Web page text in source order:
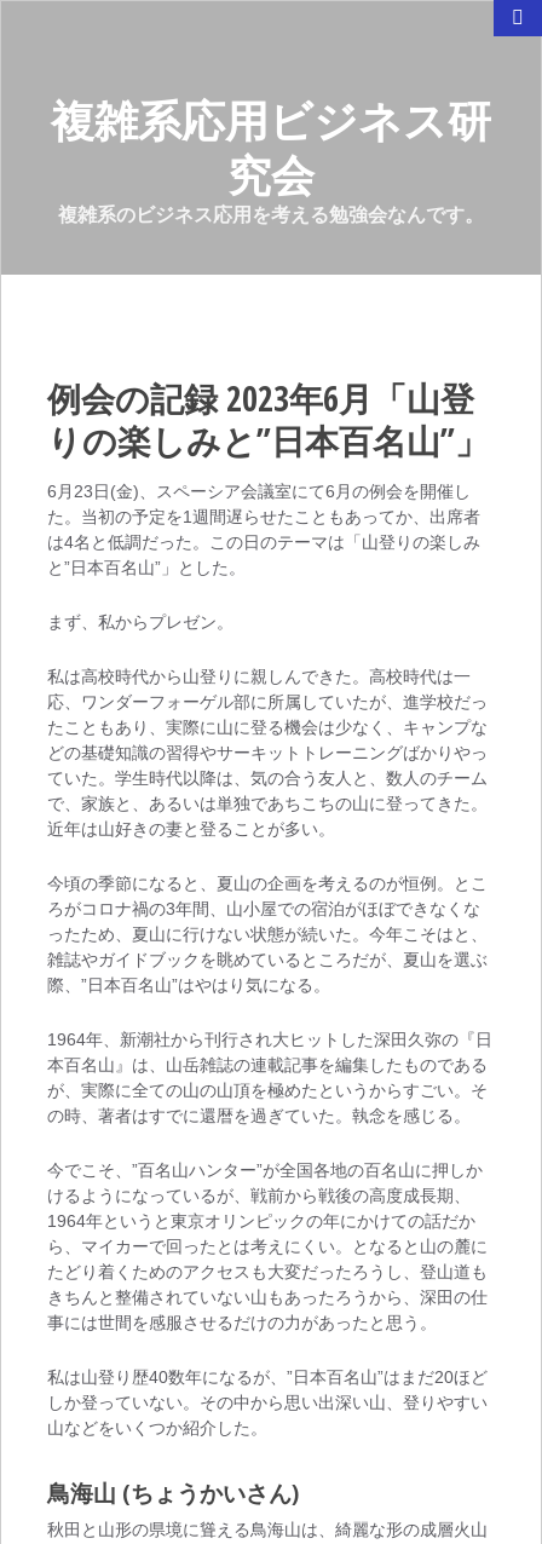
複雑系応用ビジネス研
究会
複雑系のビジネス応用を考える勉強会なんです。
例会の記録 2023年6月「山登
りの楽しみと”日本百名山”」
6月23日(金)、スペーシア会議室にて6月の例会を開催し
た。当初の予定を1週間遅らせたこともあってか、出席者
は4名と低調だった。この日のテーマは「山登りの楽しみ
と”日本百名山”」とした。
まず、私からプレゼン。
私は高校時代から山登りに親しんできた。高校時代は一
応、ワンダーフォーゲル部に所属していたが、進学校だっ
たこともあり、実際に山に登る機会は少なく、キャンプな
どの基礎知識の習得やサーキットトレーニングばかりやっ
ていた。学生時代以降は、気の合う友人と、数人のチーム
で、家族と、あるいは単独であちこちの山に登ってきた。
近年は山好きの妻と登ることが多い。
今頃の季節になると、夏山の企画を考えるのが恒例。とこ
ろがコロナ禍の3年間、山小屋での宿泊がほぼできなくな
ったため、夏山に行けない状態が続いた。今年こそはと、
雑誌やガイドブックを眺めているところだが、夏山を選ぶ
際、”日本百名山”はやはり気になる。
1964年、新潮社から刊行され大ヒットした深田久弥の『日
本百名山』は、山岳雑誌の連載記事を編集したものである
が、実際に全ての山の山頂を極めたというからすごい。そ
の時、著者はすでに還暦を過ぎていた。執念を感じる。
今でこそ、”百名山ハンター”が全国各地の百名山に押しか
けるようになっているが、戦前から戦後の高度成長期、
1964年というと東京オリンピックの年にかけての話だか
ら、マイカーで回ったとは考えにくい。となると山の麓に
たどり着くためのアクセスも大変だったろうし、登山道も
きちんと整備されていない山もあったろうから、深田の仕
事には世間を感服させるだけの力があったと思う。
私は山登り歴40数年になるが、”日本百名山”はまだ20ほど
しか登っていない。その中から思い出深い山、登りやすい
山などをいくつか紹介した。
鳥海山 (ちょうかいさん)
秋田と山形の県境に聳える鳥海山は、綺麗な形の成層火山